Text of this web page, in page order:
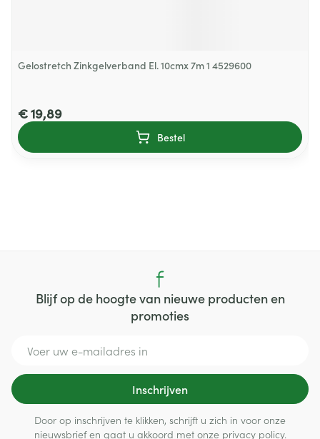
Gelostretch Zinkgelverband El. 10cmx 7m 1 4529600
€ 19,89
Bestel
Blijf op de hoogte van nieuwe producten en
promoties
Inschrijven
Door op inschrijven te klikken, schrijft u zich in voor onze
nieuwsbrief en gaat u akkoord met onze privacy policy.